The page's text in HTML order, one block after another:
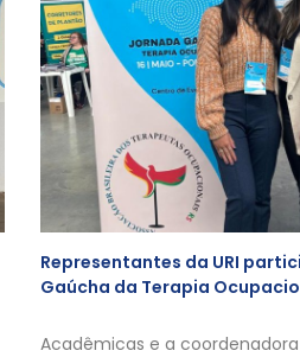
Representantes da URI
Gaúcha da Terapia
Acadêmicas e a